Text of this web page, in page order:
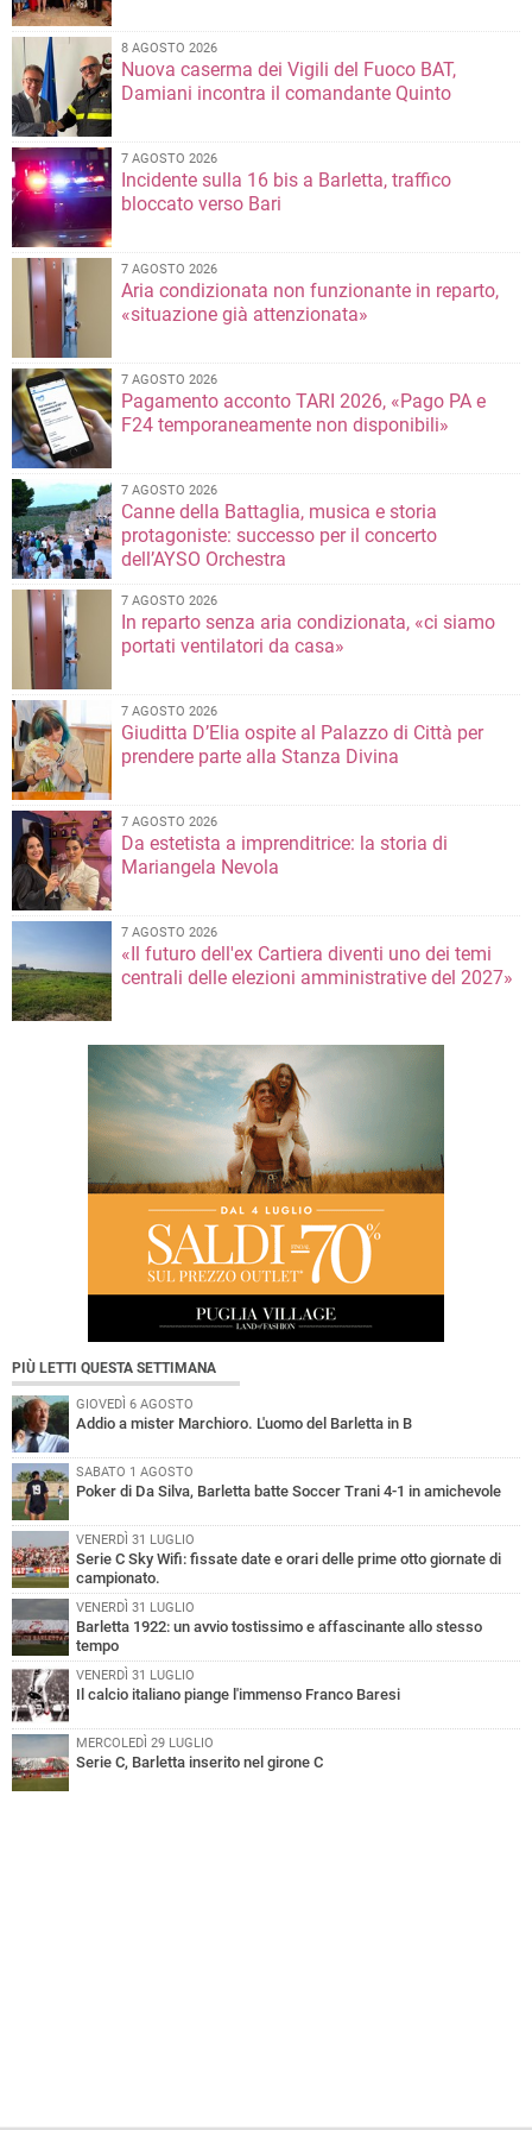
8 AGOSTO 2026
Nuova caserma dei Vigili del Fuoco BAT,
Damiani incontra il comandante Quinto
7 AGOSTO 2026
Incidente sulla 16 bis a Barletta, traffico
bloccato verso Bari
7 AGOSTO 2026
Aria condizionata non funzionante in reparto,
«situazione già attenzionata»
7 AGOSTO 2026
Pagamento acconto TARI 2026, «Pago PA e
F24 temporaneamente non disponibili»
7 AGOSTO 2026
Canne della Battaglia, musica e storia
protagoniste: successo per il concerto
dell’AYSO Orchestra
7 AGOSTO 2026
In reparto senza aria condizionata, «ci siamo
portati ventilatori da casa»
7 AGOSTO 2026
Giuditta D’Elia ospite al Palazzo di Città per
prendere parte alla Stanza Divina
7 AGOSTO 2026
Da estetista a imprenditrice: la storia di
Mariangela Nevola
7 AGOSTO 2026
«Il futuro dell'ex Cartiera diventi uno dei temi
centrali delle elezioni amministrative del 2027»
PIÙ LETTI QUESTA SETTIMANA
GIOVEDÌ 6 AGOSTO
Addio a mister Marchioro. L'uomo del Barletta in B
SABATO 1 AGOSTO
Poker di Da Silva, Barletta batte Soccer Trani 4-1 in amichevole
VENERDÌ 31 LUGLIO
Serie C Sky Wifi: fissate date e orari delle prime otto giornate di
campionato.
VENERDÌ 31 LUGLIO
Barletta 1922: un avvio tostissimo e affascinante allo stesso
tempo
VENERDÌ 31 LUGLIO
Il calcio italiano piange l'immenso Franco Baresi
MERCOLEDÌ 29 LUGLIO
Serie C, Barletta inserito nel girone C